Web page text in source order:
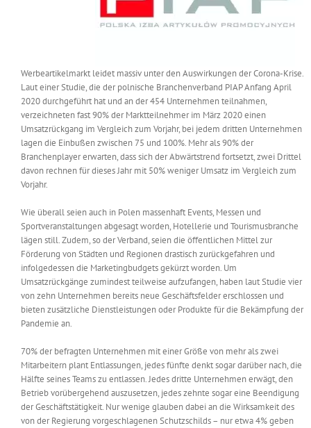
Wissen
Product Guide
Suche
nach:
Werbeartikelmarkt leidet massiv unter den Auswirkungen der Corona-Krise.
Laut einer Studie, die der polnische Branchenverband PIAP Anfang April
2020 durchgeführt hat und an der 454 Unternehmen teilnahmen,
verzeichneten fast 90% der Marktteilnehmer im März 2020 einen
Umsatzrückgang im Vergleich zum Vorjahr, bei jedem dritten Unternehmen
lagen die Einbußen zwischen 75 und 100%. Mehr als 90% der
Branchenplayer erwarten, dass sich der Abwärtstrend fortsetzt, zwei Drittel
davon rechnen für dieses Jahr mit 50% weniger Umsatz im Vergleich zum
Vorjahr.
Wie überall seien auch in Polen massenhaft Events, Messen und
Sportveranstaltungen abgesagt worden, Hotellerie und Tourismusbranche
lägen still. Zudem, so der Verband, seien die öffentlichen Mittel zur
Förderung von Städten und Regionen drastisch zurückgefahren und
infolgedessen die Marketingbudgets gekürzt worden. Um
Umsatzrückgänge zumindest teilweise aufzufangen, haben laut Studie vier
von zehn Unternehmen bereits neue Geschäftsfelder erschlossen und
bieten zusätzliche Dienstleistungen oder Produkte für die Bekämpfung der
Pandemie an.
70% der befragten Unternehmen mit einer Größe von mehr als zwei
Mitarbeitern plant Entlassungen, jedes fünfte denkt sogar darüber nach, die
Hälfte seines Teams zu entlassen. Jedes dritte Unternehmen erwägt, den
Betrieb vorübergehend auszusetzen, jedes zehnte sogar eine Beendigung
der Geschäftstätigkeit. Nur wenige glauben dabei an die Wirksamkeit des
von der Regierung vorgeschlagenen Schutzschilds – nur etwa 4% geben